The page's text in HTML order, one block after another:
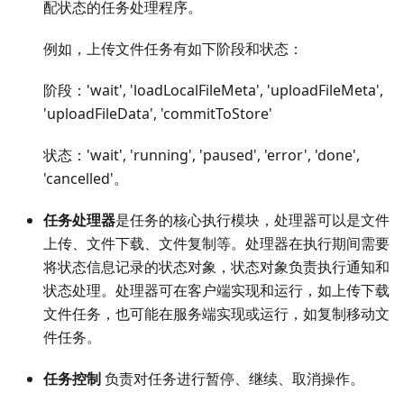
配状态的任务处理程序。
例如，上传文件任务有如下阶段和状态：
阶段：'wait', 'loadLocalFileMeta', 'uploadFileMeta',
'uploadFileData', 'commitToStore'
状态：'wait', 'running', 'paused', 'error', 'done',
'cancelled'。
任务处理器是任务的核心执行模块，处理器可以是文件
上传、文件下载、文件复制等。处理器在执行期间需要
将状态信息记录的状态对象，状态对象负责执行通知和
状态处理。处理器可在客户端实现和运行，如上传下载
文件任务，也可能在服务端实现或运行，如复制移动文
件任务。
任务控制负责对任务进行暂停、继续、取消操作。